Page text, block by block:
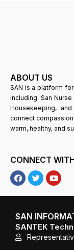
ABOUT US
SAN is a platform
including: San
Housekeeping,
connect
warm, healthy, and
CONNECT
F
a
c
e
o
o
k
T
w
i
t
e
r
Y
o
u
T
b
e
SAN
SANTEK